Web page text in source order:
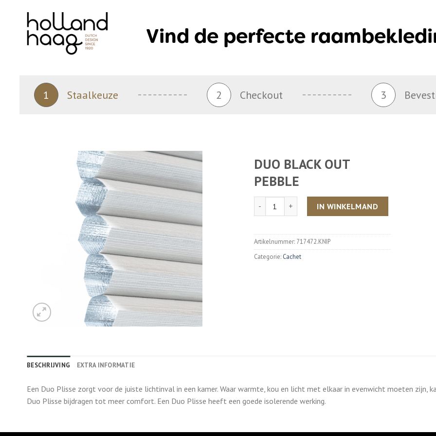
Vind de perfecte
1 Staalkeuze 2 Checkout 3
DUO BLACK OUT
PEBBLE
IN WINKELMAND
Artikelnummer: 717472.KNIP
Categorie: Cachet
BESCHRIJVING EXTRA INFORMATIE
Een Duo Plisse zorgt voor de juiste lichtinval in een kamer. Waar warmte, kou en licht met elkaar in evenwicht moeten zijn,
Duo Plisse bijdragen tot meer comfort. Een Duo Plisse heeft een goede isolerende werking.